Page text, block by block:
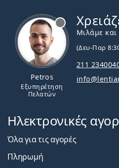
Petros
Εξυπηρέτηση
Πελατών
Μιλάμε και
(Δευ-Παρ
211
Ηλεκτρονικές
Όλα για τις αγορές
Πληρωμή